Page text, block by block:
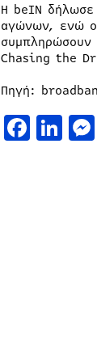
Η beIN δήλωσε
αγώνων, ενώ
Chasing the
Πηγή: